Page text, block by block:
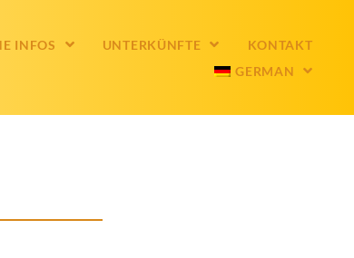
INFOS UNTERKÜNFTE
KONTAKT
GERMAN